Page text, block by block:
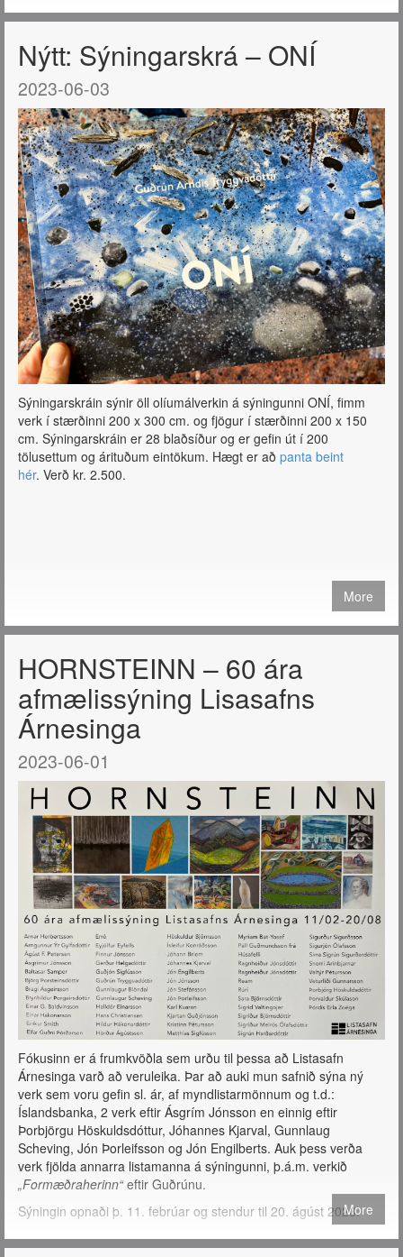
Nýtt: Sýningarskrá – ONÍ
2023-06-03
Sýningarskráin sýnir öll olíumálverkin á sýningunni ONÍ, fimm
verk í stærðinni 200 x 300 cm. og fjögur í stærðinni 200 x 150
cm. Sýningarskráin er 28 blaðsíður og er gefin út í 200
tölusettum og árituðum eintökum. Hægt er að panta beint
hér. Verð kr. 2.500.
More
HORNSTEINN – 60 ára
afmælissýning Lisasafns
Árnesinga
2023-06-01
Fókusinn er á frumkvöðla sem urðu til þessa að Listasafn
Árnesinga varð að veruleika. Þar að auki mun safnið sýna ný
verk sem voru gefin sl. ár, af myndlistarmönnum og t.d.:
Íslandsbanka, 2 verk eftir Ásgrím Jónsson en einnig eftir
Þorbjörgu Höskuldsdóttur, Jóhannes Kjarval, Gunnlaug
Scheving, Jón Þorleifsson og Jón Engilberts. Auk þess verða
verk fjölda annarra listamanna á sýningunni, þ.á.m. verkið
„Formæðraherinn“eftir Guðrúnu.
Sýningin opnaði þ. 11. febrúar og stendur til 20. ágúst 2023.
More